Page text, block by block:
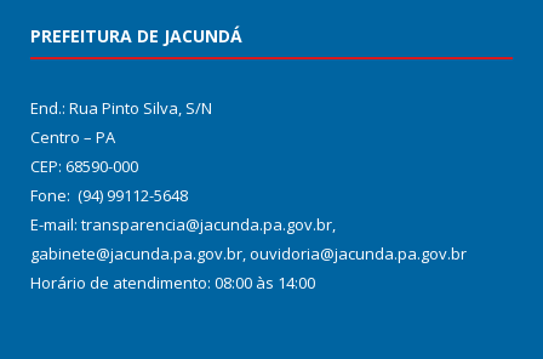
PREFEITURA DE JACUNDÁ
End.: Rua Pinto Silva, S/N
Centro – PA
CEP: 68590-000
Fone: (94) 99112-5648
E-mail: transparencia@jacunda.pa.gov.br,
gabinete@jacunda.pa.gov.br, ouvidoria@jacunda.pa.gov.br
Horário de atendimento: 08:00 às 14:00